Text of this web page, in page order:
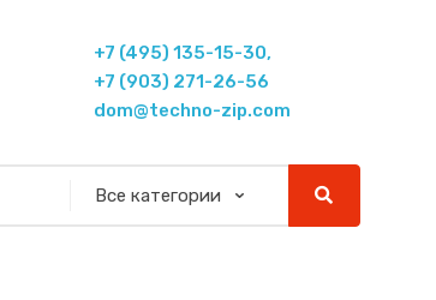
+7 (495) 135-15-30,
+7 (903) 271-26-56
dom@techno-zip.com